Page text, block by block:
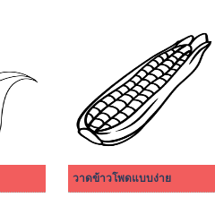
วาดข้าวโพดแบบง่าย